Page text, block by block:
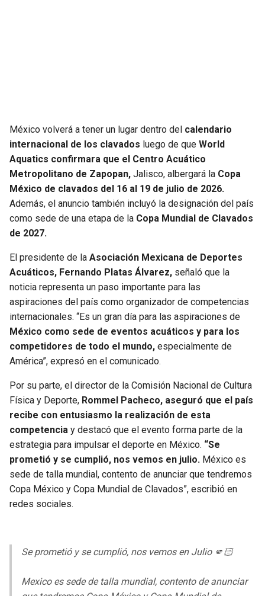
LIONS
PACKERS
VIKINGS
PANTHERS
SAINTS
BUCCANEERS
NUGGETS
TIMBERWOLVES
THUNDER
JAZZ
México volverá a tener un lugar dentro del calendario
internacional de los clavados luego de que World
Aquatics confirmara que el Centro Acuático
Metropolitano de Zapopan, Jalisco, albergará la Copa
México de clavados del 16 al 19 de julio de 2026.
Además, el anuncio también incluyó la designación del país
como sede de una etapa de la Copa Mundial de Clavados
de 2027.
El presidente de la Asociación Mexicana de Deportes
Acuáticos, Fernando Platas Álvarez, señaló que la
noticia representa un paso importante para las
aspiraciones del país como organizador de competencias
internacionales. “Es un gran día para las aspiraciones de
México como sede de eventos acuáticos y para los
competidores de todo el mundo, especialmente de
América”, expresó en el comunicado.
Por su parte, el director de la Comisión Nacional de Cultura
Física y Deporte, Rommel Pacheco, aseguró que el país
recibe con entusiasmo la realización de esta
competencia y destacó que el evento forma parte de la
estrategia para impulsar el deporte en México. “Se
prometió y se cumplió, nos vemos en julio. México es
sede de talla mundial, contento de anunciar que tendremos
Copa México y Copa Mundial de Clavados”, escribió en
redes sociales.
Se prometió y se cumplió, nos vemos en Julio 🫵🏻
Mexico es sede de talla mundial, contento de anunciar